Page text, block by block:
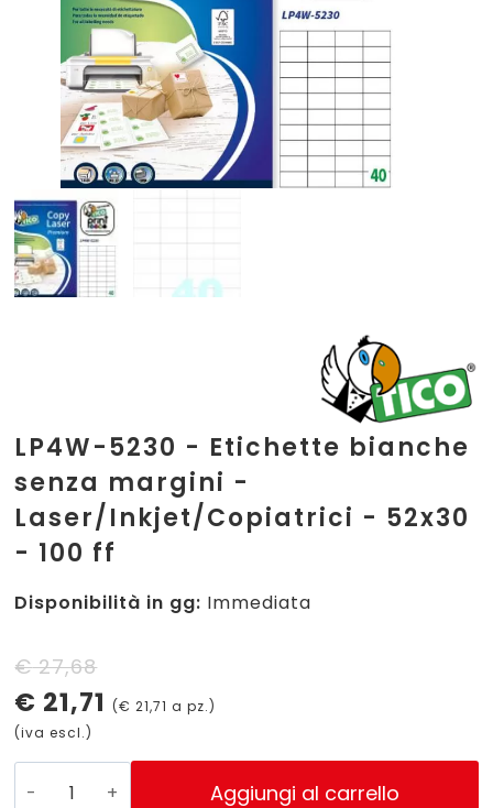
LP4W-5230 - Etichette bianche
senza margini -
Laser/Inkjet/Copiatrici - 52x30
- 100 ff
Disponibilità in gg: Immediata
€27,68
Il
prezzo
originale
era:
€ 21,71 (€ 21,71 a pz.)
Il
prezzo
attuale
è:
(iva escl.)
LP4W-
Aggiungi al carrello